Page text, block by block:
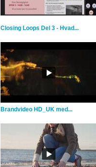
Closing Loops Del 3 - Hvad...
Brandvideo HD_UK med...